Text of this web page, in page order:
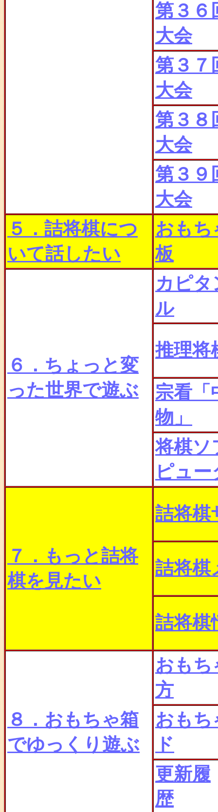
第３６
大会
第３７
大会
第３８
大会
第３９
大会
５．詰将棋につ
いて話したい
おもち
板
６．ちょっと変
った世界で遊ぶ
カピ
ル
推理将
宗看「
物」
将棋ソ
ピュ
７．もっと詰将
棋を見たい
詰将棋
詰将棋
詰将棋
８．おもちゃ箱
でゆっくり遊ぶ
おもち
方
おもち
ド
更新履
歴